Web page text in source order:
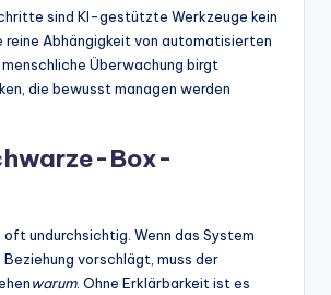
sind KI-gestützte Werkzeuge kein
reine Abhängigkeit von automatisierten
Überwachung birgt
die bewusst managen werden
Box-
undurchsichtig. Wenn das System
vorschlägt, muss der
warum. Ohne Erklärbarkeit ist es